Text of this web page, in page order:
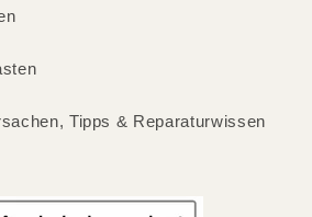
Tipps & Reparaturwissen